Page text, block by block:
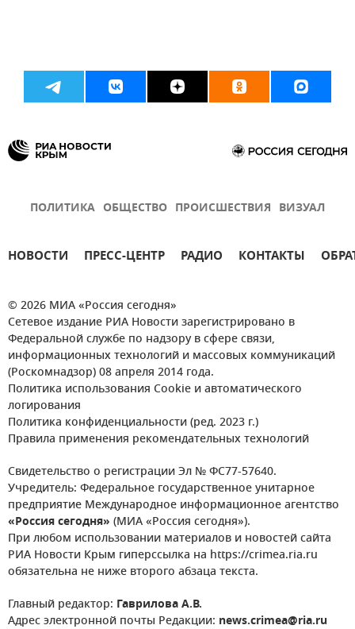
ПОЛИТИКА ОБЩЕСТВО ПРОИСШЕСТВИЯ ВИЗУАЛ
НОВОСТИ ПРЕСС-ЦЕНТР РАДИО КОНТАКТЫ
© 2026 МИА «Россия сегодня»
Сетевое издание РИА Новости зарегистрировано в
Федеральной службе по надзору в сфере связи,
информационных технологий и массовых коммуникаций
(Роскомнадзор) 08 апреля 2014 года.
Политика использования Cookie и автоматического
логирования
Политика конфиденциальности (ред. 2023 г.)
Правила применения рекомендательных технологий
Свидетельство о регистрации Эл № ФС77-57640.
Учредитель: Федеральное государственное унитарное
предприятие Международное информационное агентство
«Россия сегодня» (МИА «Россия сегодня»).
При любом использовании материалов и новостей сайта
РИА Новости Крым гиперссылка на https://crimea.ria.ru
обязательна не ниже второго абзаца текста.
Главный редактор: Гаврилова А.В.
Адрес электронной почты Редакции: news.crimea@ria.ru